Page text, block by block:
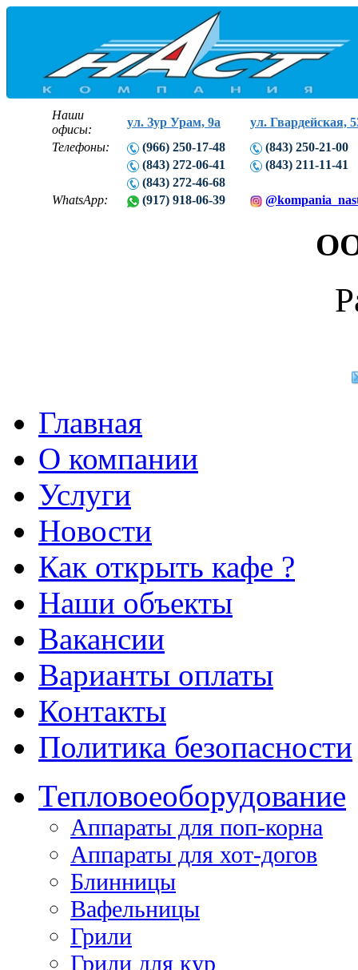
Наши
офисы:
ул. Зур Урам, 9а
ул. Гвардейская,
Телефоны:
(966) 250-17-48
(843) 250-21-00
(843) 272-06-41
(843) 211-11-41
(843) 272-46-68
WhatsApp:
(917) 918-06-39
Главная
О компании
Услуги
Новости
Как открыть кафе ?
Наши объекты
Вакансии
Варианты оплаты
Контакты
Политика безопасности
Тепловоеоборудование
Аппараты для поп-корна
Аппараты для хот-догов
Блинницы
Вафельницы
Грили
Грили для кур